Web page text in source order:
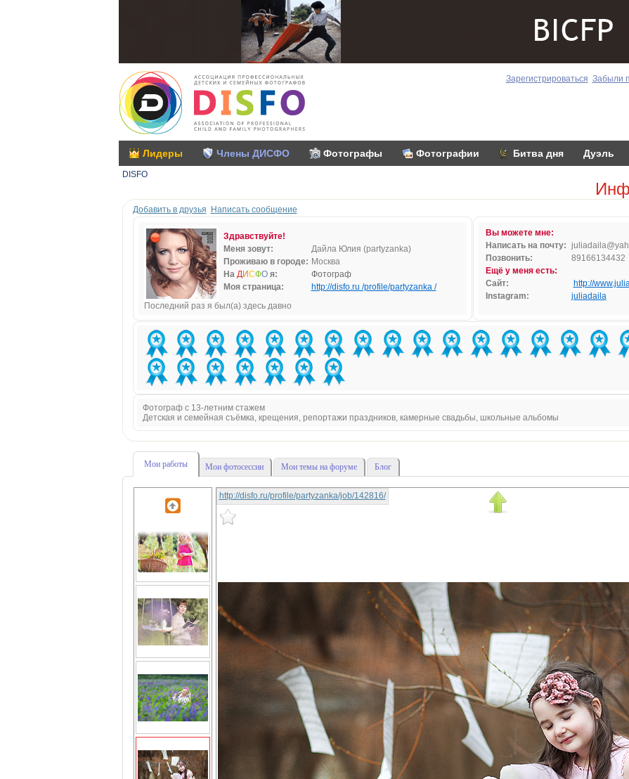
Зарегистрироваться Забыли
Лидеры Члены ДИСФО Фотографы Фотографии Битва дня Дуэль
DISFO
Добавить в друзья Написать сообщение
Здравствуйте!
Меня зовут:
Дайла Юлия (partyzanka)
Проживаю в городе: Москва
На ДИСФОя:
Фотограф
Моя страница:
http://disfo.ru /profile/partyzanka /
Последний раз я был(а) здесь давно
Вы можете мне:
Написать на почту: juliadai la@
Позвонить:
89166134432
Ещё у меня есть:
Сайт:
http://
Instagram:
juliadaila
Фотограф с 13-летним стажем
Детская и семейная съёмка, крещения, репортажи праздников, камерные свадьбы, школьные альбомы
Мои работы Мои фотосессии Мои темы на форуме Блог
http://disfo.ru/profile/partyzanka/job/142816/